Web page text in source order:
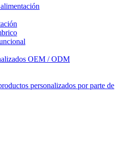
OEM / ODM
personalizados por parte de